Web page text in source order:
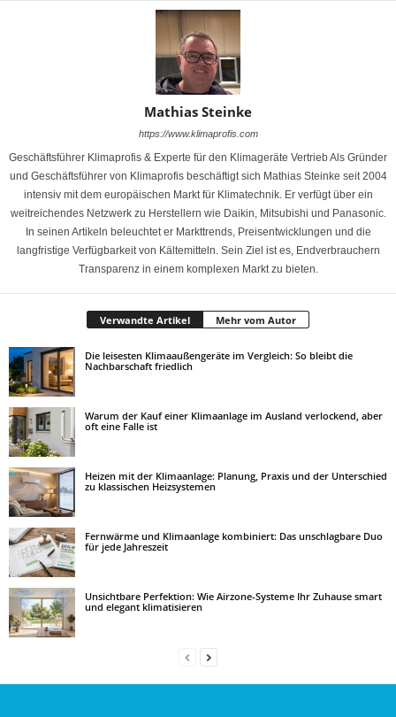
Mathias Steinke
https://www.klimaprofis.com
Geschäftsführer Klimaprofis & Experte für den Klimageräte Vertrieb Als Gründer
und Geschäftsführer von Klimaprofis beschäftigt sich Mathias Steinke seit 2004
intensiv mit dem europäischen Markt für Klimatechnik. Er verfügt über ein
weitreichendes Netzwerk zu Herstellern wie Daikin, Mitsubishi und Panasonic.
In seinen Artikeln beleuchtet er Markttrends, Preisentwicklungen und die
langfristige Verfügbarkeit von Kältemitteln. Sein Ziel ist es, Endverbrauchern
Transparenz in einem komplexen Markt zu bieten.
Verwandte Artikel Mehr vom Autor
Die leisesten Klimaaußengeräte im Vergleich: So bleibt die
Nachbarschaft friedlich
Warum der Kauf einer Klimaanlage im Ausland verlockend, aber
oft eine Falle ist
Heizen mit der Klimaanlage: Planung, Praxis und der Unterschied
zu klassischen Heizsystemen
Fernwärme und Klimaanlage kombiniert: Das unschlagbare Duo
für jede Jahreszeit
Unsichtbare Perfektion: Wie Airzone-Systeme Ihr Zuhause smart
und elegant klimatisieren